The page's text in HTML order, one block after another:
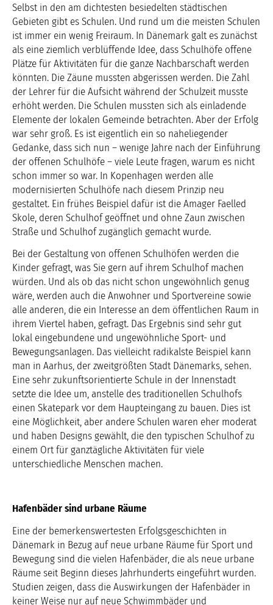
Selbst in den am dichtesten besiedelten städtischen
Gebieten gibt es Schulen. Und rund um die meisten Schulen
ist immer ein wenig Freiraum. In Dänemark galt es zunächst
als eine ziemlich verblüffende Idee, dass Schulhöfe offene
Plätze für Aktivitäten für die ganze Nachbarschaft werden
könnten. Die Zäune mussten abgerissen werden. Die Zahl
der Lehrer für die Aufsicht während der Schulzeit musste
erhöht werden. Die Schulen mussten sich als einladende
Elemente der lokalen Gemeinde betrachten. Aber der Erfolg
war sehr groß. Es ist eigentlich ein so naheliegender
Gedanke, dass sich nun – wenige Jahre nach der Einführung
der offenen Schulhöfe – viele Leute fragen, warum es nicht
schon immer so war. In Kopenhagen werden alle
modernisierten Schulhöfe nach diesem Prinzip neu
gestaltet. Ein frühes Beispiel dafür ist die Amager Faelled
Skole, deren Schulhof geöffnet und ohne Zaun zwischen
Straße und Schulhof zugänglich gemacht wurde.
Bei der Gestaltung von offenen Schulhöfen werden die
Kinder gefragt, was Sie gern auf ihrem Schulhof machen
würden. Und als ob das nicht schon ungewöhnlich genug
wäre, werden auch die Anwohner und Sportvereine sowie
alle anderen, die ein Interesse an dem öffentlichen Raum in
ihrem Viertel haben, gefragt. Das Ergebnis sind sehr gut
lokal eingebundene und ungewöhnliche Sport- und
Bewegungsanlagen. Das vielleicht radikalste Beispiel kann
man in Aarhus, der zweitgrößten Stadt Dänemarks, sehen.
Eine sehr zukunftsorientierte Schule in der Innenstadt
setzte die Idee um, anstelle des traditionellen Schulhofs
einen Skatepark vor dem Haupteingang zu bauen. Dies ist
eine Möglichkeit, aber andere Schulen waren eher moderat
und haben Designs gewählt, die den typischen Schulhof zu
einem Ort für ganztägliche Aktivitäten für viele
unterschiedliche Menschen machen.
Hafenbäder sind urbane Räume
Eine der bemerkenswertesten Erfolgsgeschichten in
Dänemark in Bezug auf neue urbane Räume für Sport und
Bewegung sind die vielen Hafenbäder, die als neue urbane
Räume seit Beginn dieses Jahrhunderts eingeführt wurden.
Studien zeigen, dass die Auswirkungen der Hafenbäder in
keiner Weise nur auf neue Schwimmbäder und